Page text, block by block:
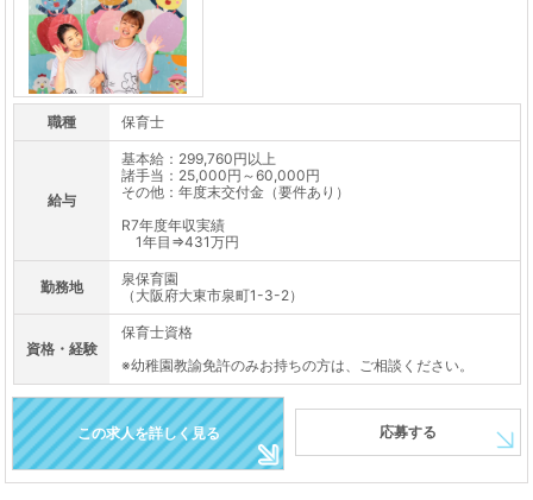
職種 保育士
給与
基本給：299,760円以上
諸手当：25,000円～60,000円
その他：年度末交付金（要件あり）
R7年度年収実績
1年目⇒431万円
勤務地
泉保育園
（大阪府大東市泉町1-3-2）
資格・経験
保育士資格
※幼稚園教諭免許のみお持ちの方は、ご相談ください。
この求人を詳しく見る 応募する